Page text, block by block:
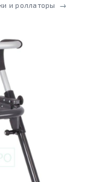
и роллаторы
→